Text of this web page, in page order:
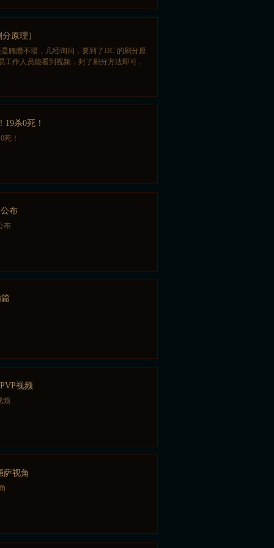
原理）
腌臜不堪，几经询问，要到了JJC 的刷分原
作人员能看到视频，封了刷分方法即可，
19杀0死！
死！
布
布
视频
频
萨视角